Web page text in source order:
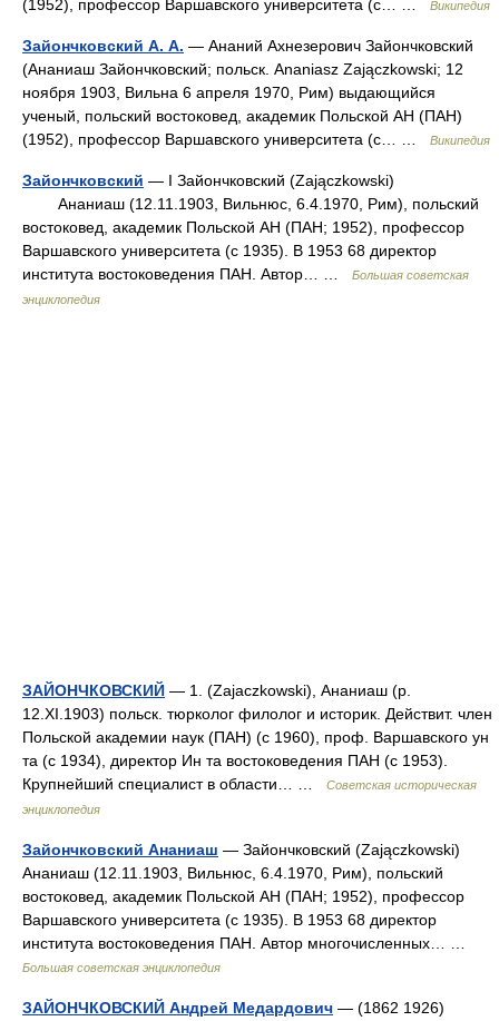
(1952), профессор Варшавского университета (с… … Википедия
Зайончковский А. А. — Ананий Ахнезерович Зайончковский
(Ананиаш Зайончковский; польск. Ananiasz Zajączkowski; 12
ноября 1903, Вильна 6 апреля 1970, Рим) выдающийся
ученый, польский востоковед, академик Польской АН (ПАН)
(1952), профессор Варшавского университета (с… …
Википедия
Зайончковский — I Зайончковский (Zajączkowski)
Ананиаш (12.11.1903, Вильнюс, 6.4.1970, Рим), польский
востоковед, академик Польской АН (ПАН; 1952), профессор
Варшавского университета (с 1935). В 1953 68 директор
института востоковедения ПАН. Автор… …
Большая советская
энциклопедия
ЗАЙОНЧКОВСКИЙ — 1. (Zajaczkowski), Ананиаш (р.
12.XI.1903) польск. тюрколог филолог и историк. Действит. член
Польской академии наук (ПАН) (с 1960), проф. Варшавского ун
та (с 1934), директор Ин та востоковедения ПАН (с 1953).
Крупнейший специалист в области… …
Советская историческая
энциклопедия
Зайончковский Ананиаш — Зайончковский (Zajączkowski)
Ананиаш (12.11.1903, Вильнюс, 6.4.1970, Рим), польский
востоковед, академик Польской АН (ПАН; 1952), профессор
Варшавского университета (с 1935). В 1953 68 директор
института востоковедения ПАН. Автор многочисленных… …
Большая советская энциклопедия
ЗАЙОНЧКОВСКИЙ Андрей Медардович — (1862 1926)